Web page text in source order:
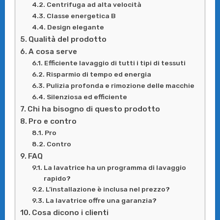
Centrifuga ad alta velocità
Classe energetica B
Design elegante
Qualità del prodotto
A cosa serve
Efficiente lavaggio di tutti i tipi di tessuti
Risparmio di tempo ed energia
Pulizia profonda e rimozione delle macchie
Silenziosa ed efficiente
Chi ha bisogno di questo prodotto
Pro e contro
Pro
Contro
FAQ
La lavatrice ha un programma di lavaggio
rapido?
L’installazione è inclusa nel prezzo?
La lavatrice offre una garanzia?
Cosa dicono i clienti